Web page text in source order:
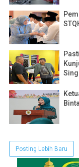
Posting Lebih Baru